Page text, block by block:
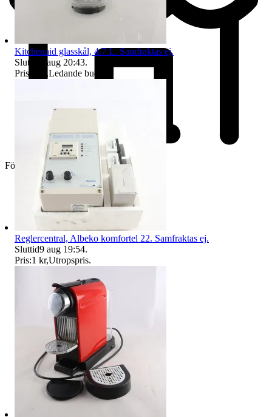
Företag
Kitchenaid glasskål, 4.7 L. Samfraktas ej.
Sluttid
9 aug 20:43.
Pris:
,Ledande bud
Reglercentral, Albeko komfortel 22. Samfraktas ej.
Sluttid9 aug 19:54.
Pris:1 kr,Utropspris.